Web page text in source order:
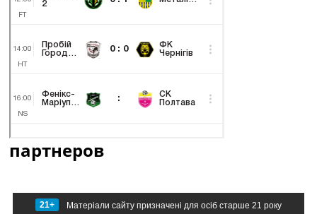
партнеров
21+ Матеріали сайту призначені для осіб старше 21 року